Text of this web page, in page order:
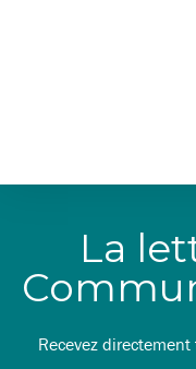
La
Recevez